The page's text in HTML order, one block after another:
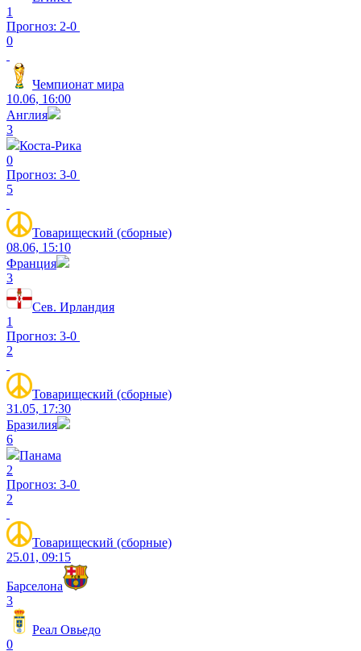
1
Прогноз: 2-0
0
Чемпионат мира
10.06, 16:00
Англия
3
Коста-Рика
0
Прогноз: 3-0
5
Товарищеский (сборные)
08.06, 15:10
Франция
3
Сев. Ирландия
1
Прогноз: 3-0
2
Товарищеский (сборные)
31.05, 17:30
Бразилия
6
Панама
2
Прогноз: 3-0
2
Товарищеский (сборные)
25.01, 09:15
Барселона
3
Реал Овьедо
0